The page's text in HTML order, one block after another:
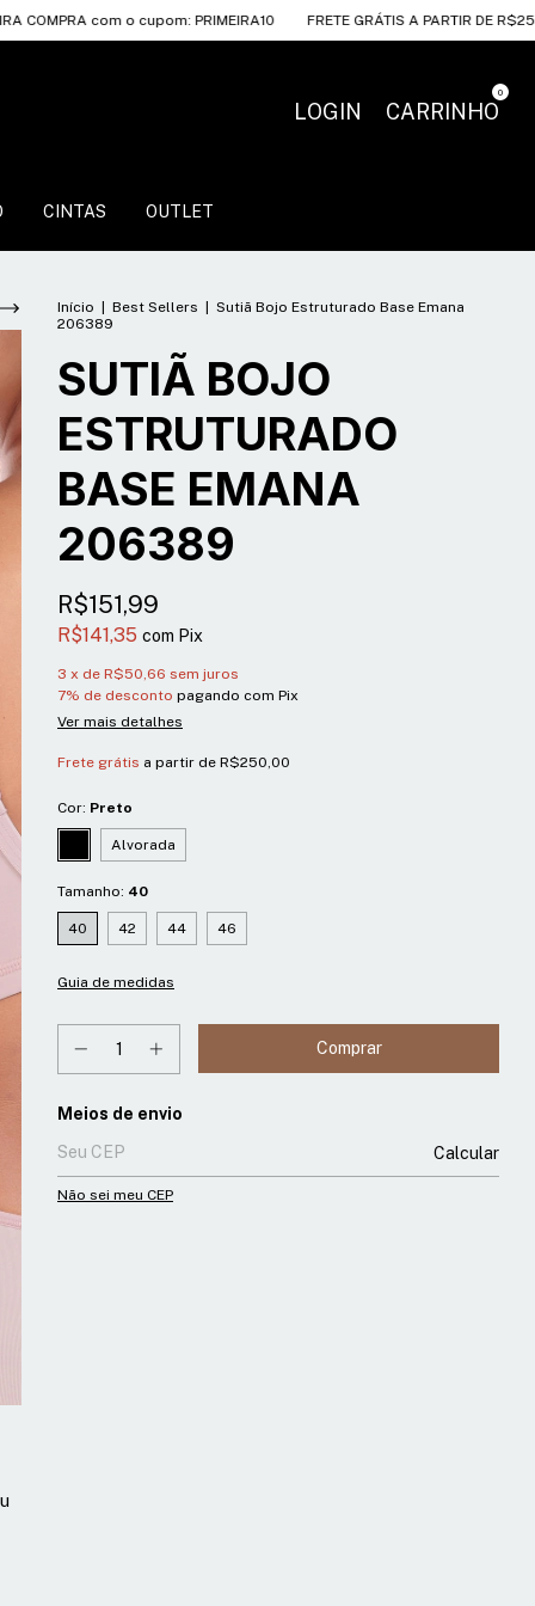
o cupom: PRIMEIRA10 FRETE GRÁTIS A PARTIR DE R$250 10%
LOGIN CARRINHO
0
CINTAS OUTLET
Início Best Sellers
Sutiã Bojo Estruturado Base Emana
206389
SUTIÃ BOJO
ESTRUTURADO
BASE EMANA
206389
R$151,99
R$141,35 com Pix
3 x de R$50,66 sem juros
7% de desconto pagando com Pix
Ver mais detalhes
Frete grátis a partir de R$250,00
Cor: Preto
Alvorada
Tamanho: 40
40 42 44 46
Guia de medidas
Entregas para o CEP:
Meios de envio
Calcular
Não sei meu CEP